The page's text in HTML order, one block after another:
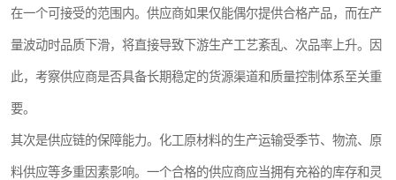
在一个可接受的范围内。供应商如果仅能偶尔提供合格产品，而在产
量波动时品质下滑，将直接导致下游生产工艺紊乱、次品率上升。因
此，考察供应商是否具备长期稳定的货源渠道和质量控制体系至关重
要。
其次是供应链的保障能力。化工原材料的生产运输受季节、物流、原
料供应等多重因素影响。一个合格的供应商应当拥有充裕的库存和灵